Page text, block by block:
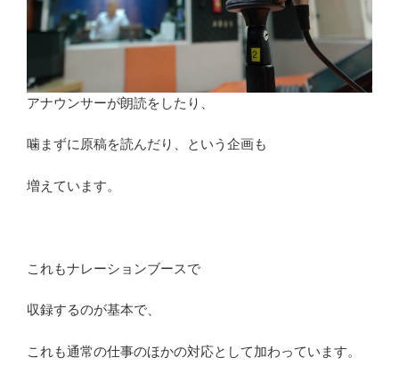
アナウンサーが朗読をしたり、
噛まずに原稿を読んだり、という企画も
増えています。
これもナレーションブースで
収録するのが基本で、
これも通常の仕事のほかの対応として加わっています。